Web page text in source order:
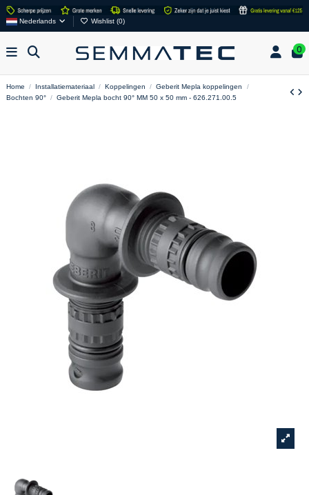
Nederlands Wishlist (0)
0
Home Installatiemateriaal Koppelingen
Geberit Mepla koppelingen
Bochten 90°
Geberit Mepla bocht 90° MM 50 x 50 mm - 626.271.00.5